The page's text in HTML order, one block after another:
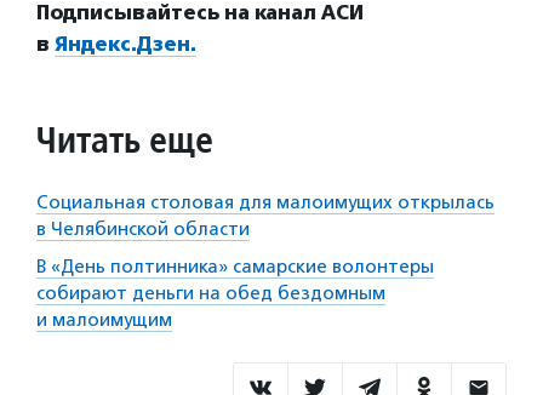
Подписывайтесь на канал АСИ
в Яндекс.Дзен.
Читать еще
Социальная столовая для малоимущих открылась
в Челябинской области
В «День полтинника» самарские волонтеры
собирают деньги на обед бездомным
и малоимущим